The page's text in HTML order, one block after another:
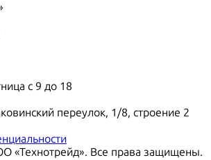
с 9 до 18
переулок, 1/8, строение 2
«Технотрейд». Все права защищены.